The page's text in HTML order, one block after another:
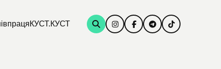
КУСТ.КУСТ